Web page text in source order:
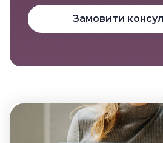
Замовити